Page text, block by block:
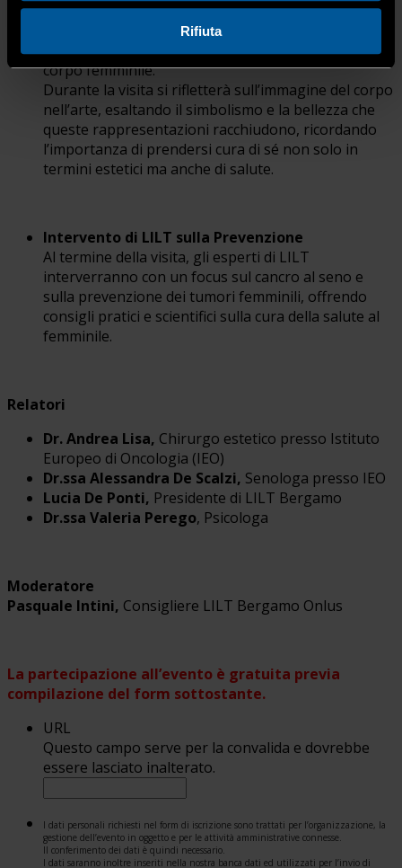
Rifiuta
Una guida accompagnerà i partecipanti in un breve
percorso tra le opere selezionate dell’Accademia
Carrara, focalizzandosi su quadri raffiguranti il
corpo femminile.
Durante la visita si rifletterà sull’immagine del corpo
nell’arte, esaltando il simbolismo e la bellezza che
queste rappresentazioni racchiudono, ricordando
l’importanza di prendersi cura di sé non solo in
termini estetici ma anche di salute.
Intervento di LILT sulla Prevenzione
Al termine della visita, gli esperti di LILT
interverranno con un focus sul cancro al seno e
sulla prevenzione dei tumori femminili, offrendo
consigli pratici e scientifici sulla cura della salute al
femminile.
Relatori
Dr. Andrea Lisa, Chirurgo estetico presso Istituto
Europeo di Oncologia (IEO)
Dr.ssa Alessandra De Scalzi, Senologa presso IEO
Lucia De Ponti, Presidente di LILT Bergamo
Dr.ssa Valeria Perego, Psicologa
Moderatore
Pasquale Intini, Consigliere LILT Bergamo Onlus
La partecipazione all’evento è gratuita previa
compilazione del form sottostante.
URL
Questo campo serve per la convalida e dovrebbe
essere lasciato inalterato.
I dati personali richiesti nel form di iscrizione sono trattati per l’organizzazione, la
gestione dell’evento in oggetto e per le attività amministrative connesse.
Il conferimento dei dati è quindi necessario.
I dati saranno inoltre inseriti nella nostra banca dati ed utilizzati per l’invio di